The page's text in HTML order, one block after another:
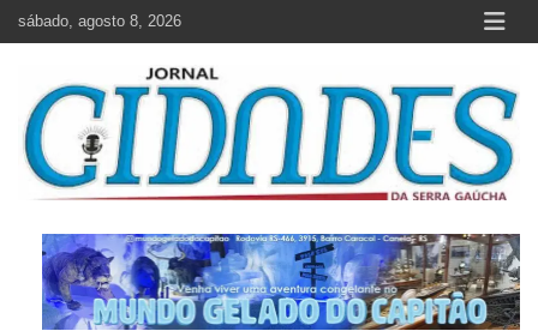
sábado, agosto 8, 2026
Jornal Cidades da Serra Gaúcha